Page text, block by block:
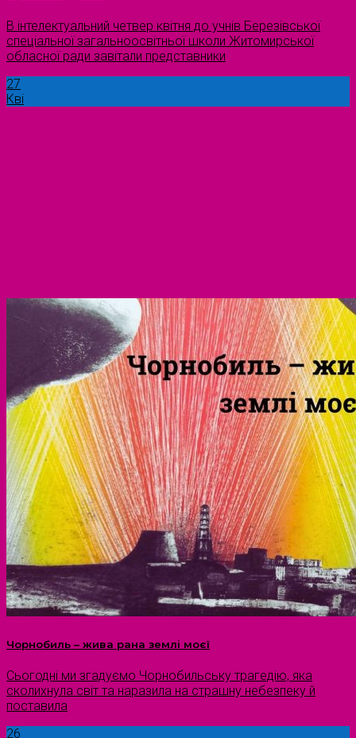
В інтелектуальний четвер квітня до учнів Березівської
спеціальної загальноосвітньої школи Житомирської
обласної ради завітали представники
27
Кві
Чорнобиль – жива рана землі моєї
Сьогодні ми згадуємо Чорнобильську трагедію, яка
сколихнула світ та наразила на страшну небезпеку й
поставила
26